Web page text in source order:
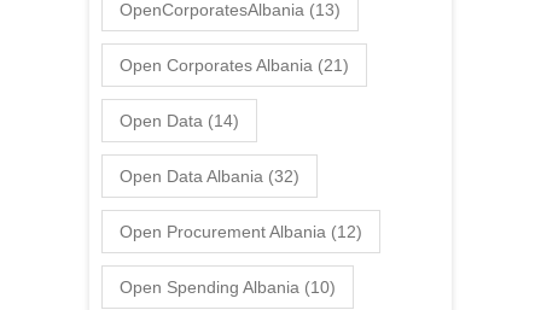
OpenCorporatesAlbania (13)
Open Corporates Albania (21)
Open Data (14)
Open Data Albania (32)
Open Procurement Albania (12)
Open Spending Albania (10)